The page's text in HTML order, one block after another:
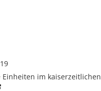
im kaiserzeitlichen